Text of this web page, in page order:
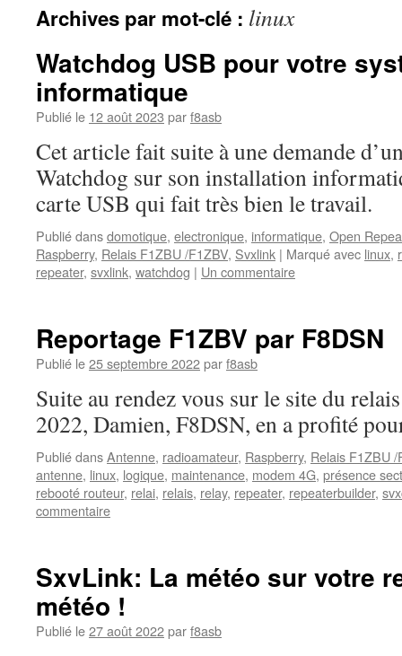
Archives par mot-clé : linux
Watchdog USB pour votre
informatique
Publié le 12 août 2023 parf8asb
Cet article fait suite à une demande
Watchdog sur son installation
carte USB qui fait très bien le travail.
Publié dansdomotique, electronique, informatique, Open
Raspberry, Relais F1ZBU /F1ZBV, Svxlink | Marqué avec linux,
repeater, svxlink, watchdog | Un commentaire
Reportage F1ZBV par F8DSN
Publié le25 septembre 2022parf8asb
Suite au rendez vous sur le site du
2022, Damien, F8DSN, en a profité
Publié dansAntenne, radioamateur, Raspberry, Relais F1ZBU /
antenne, linux, logique, maintenance, modem 4G, présence
rebooté routeur, relai, relais, relay, repeater, repeaterbuilder,
commentaire
SxvLink: La météo sur votre
météo !
Publié le27 août 2022parf8asb